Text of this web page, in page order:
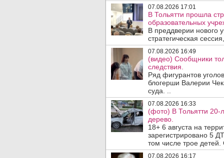
07.08.2026 17:01
В Тольятти прошла
образовательных
В преддверии нового
стратегическая
07.08.2026 16:49
(видео) Сообщники
следствия.
Ряд фигурантов
блогерши Валерии
суда. ..
07.08.2026 16:33
(фото) В Тольятти 20-
дерево.
18+ 6 августа на
зарегистрировано 5
том числе трое
07.08.2026 16:17